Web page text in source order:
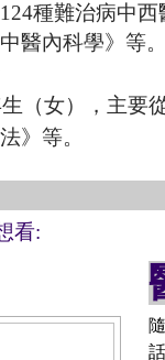
124種難治病中
醫內科學》等。
生（女），主要
》等。
看: